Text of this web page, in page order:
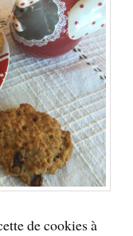
de cookies à